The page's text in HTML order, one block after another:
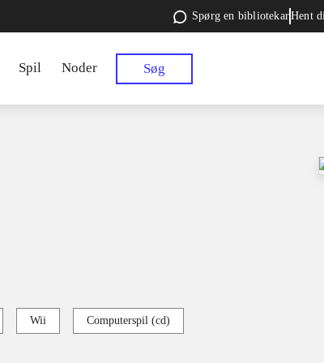
Spørg en bibliotekarHent
Spil Noder Søg
Wii Computerspil (cd)